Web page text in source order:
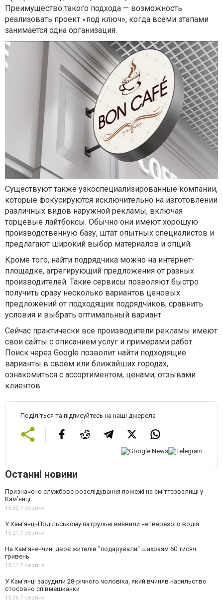
Преимущество такого подхода — возможность
реализовать проект «под ключ», когда всеми этапами
занимается одна организация.
Существуют также узкоспециализированные компании,
которые фокусируются исключительно на изготовлении
различных видов наружной рекламы, включая
торцевые лайтбоксы. Обычно они имеют хорошую
производственную базу, штат опытных специалистов и
предлагают широкий выбор материалов и опций.
Кроме того, найти подрядчика можно на интернет-
площадке, агрегирующий предложения от разных
производителей. Такие сервисы позволяют быстро
получить сразу несколько вариантов ценовых
предложений от подходящих подрядчиков, сравнить
условия и выбрать оптимальный вариант.
Сейчас практически все производители рекламы имеют
свои сайты с описанием услуг и примерами работ.
Поиск через Google позволит найти подходящие
варианты в своем или ближайших городах,
ознакомиться с ассортиментом, ценами, отзывами
клиентов.
Поділіться та підписуйтесь на наші джерела
Останні новини
Призначено службове розслідування пожежі на сміттєзвалищі у
Кам’янці
15:30,7 серпня
У Кам’янці-Подільському патрульні виявили нетверезого водія
15:21,7 серпня
На Камʼянеччині двоє жителів "подарували" шахраям 60 тисяч
гривень
15:11,7 серпня
У Камʼянці засудили 28-річного чоловіка, який вчиняв насильство
стосовно співмешканки
15:06,7 серпня